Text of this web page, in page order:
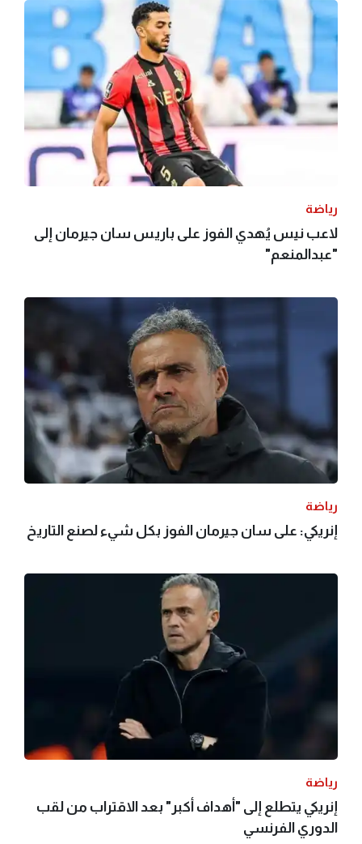
رياضة
لاعب نيس يُهدي الفوز على باريس سان جيرمان إلى
"عبدالمنعم"
رياضة
إنريكي: على سان جيرمان الفوز بكل شيء لصنع التاريخ
رياضة
إنريكي يتطلع إلى "أهداف أكبر" بعد الاقتراب من لقب
الدوري الفرنسي